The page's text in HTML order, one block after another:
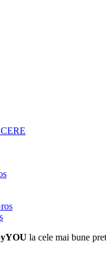
la cele mai bune